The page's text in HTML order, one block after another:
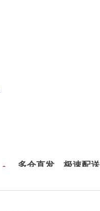
多仓直发，极速配送